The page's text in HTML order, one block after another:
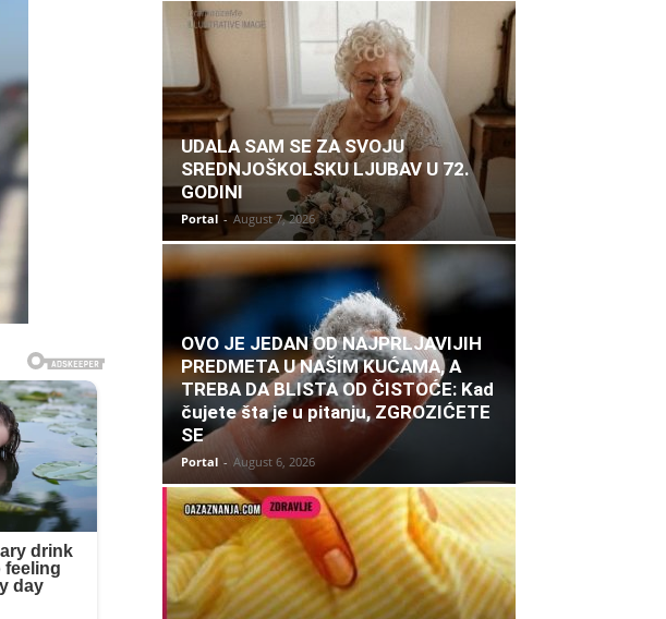
UDALA SAM SE ZA SVOJU
SREDNJOŠKOLSKU LJUBAV U 72.
GODINI
Portal - August 7, 2026
OVO JE JEDAN OD NAJPRLJAVIJIH
PREDMETA U NAŠIM KUĆAMA, A
TREBA DA BLISTA OD ČISTOĆE: Kad
čujete šta je u pitanju, ZGROZIĆETE
SE
Portal - August 6, 2026